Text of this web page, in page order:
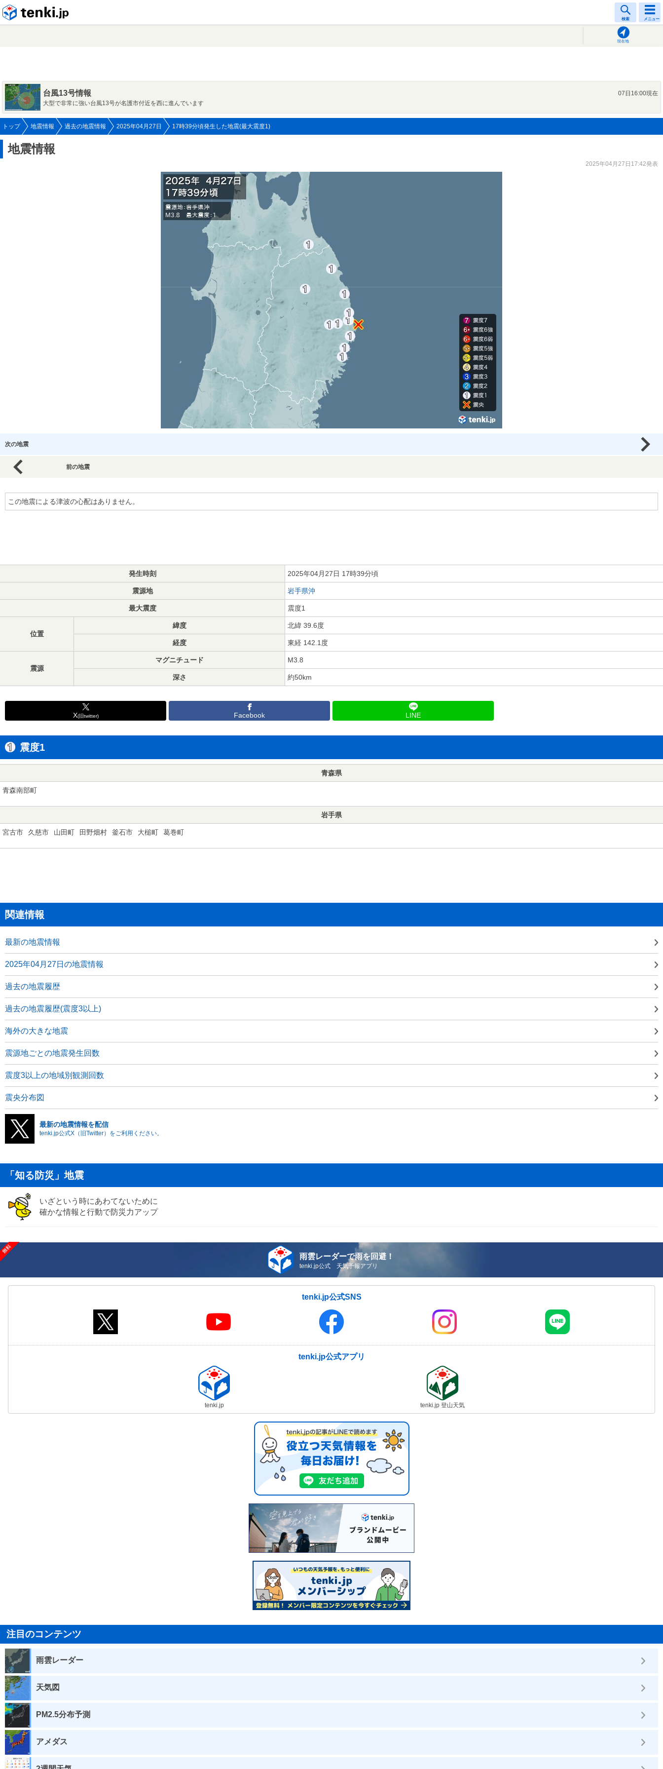
検索 メニュー
現在地
台風13号情報
07日16:00現在
大型で非常に強い台風13号が名護市付近を西に進んでいます
トップ 地震情報 過去の地震情報 2025年04月27日 17時39分頃発生した地震(最大震度1)
地震情報
2025年04月27日17:42発表
次の地震
前の地震
この地震による津波の心配はありません。
発生時刻 2025年04月27日 17時39分頃
震源地 岩手県沖
最大震度 震度1
位置
緯度 北緯 39.6度
経度 東経 142.1度
震源
マグニチュード M3.8
深さ 約50km
X(旧twitter) Facebook LINE
震度1
青森県
青森南部町
岩手県
宮古市 久慈市 山田町 田野畑村 釜石市 大槌町 葛巻町
関連情報
最新の地震情報
2025年04月27日の地震情報
過去の地震履歴
過去の地震履歴(震度3以上)
海外の大きな地震
震源地ごとの地震発生回数
震度3以上の地域別観測回数
震央分布図
最新の地震情報を配信
tenki.jp公式X（旧Twitter）をご利用ください。
「知る防災」地震
いざという時にあわてないために
確かな情報と行動で防災力アップ
雨雲レーダーで雨を回避！
tenki.jp公式 天気予報アプリ
tenki.jp公式SNS
tenki.jp公式アプリ
tenki.jp tenki.jp 登山天気
注目のコンテンツ
雨雲レーダー
天気図
PM2.5分布予測
アメダス